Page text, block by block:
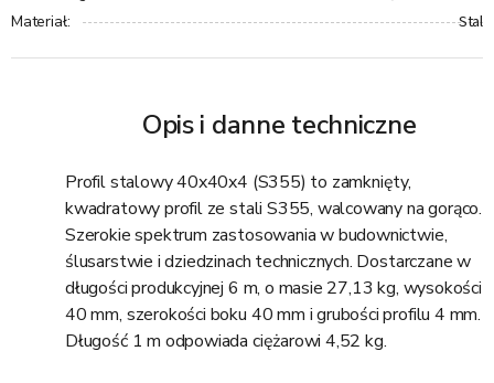
Materiał: Stal
Opis i danne techniczne
Profil stalowy 40x40x4 (S355) to zamknięty,
kwadratowy profil ze stali S355, walcowany na gorąco.
Szerokie spektrum zastosowania w budownictwie,
ślusarstwie i dziedzinach technicznych. Dostarczane w
długości produkcyjnej 6 m, o masie 27,13 kg, wysokości
40 mm, szerokości boku 40 mm i grubości profilu 4 mm.
Długość 1 m odpowiada ciężarowi 4,52 kg.